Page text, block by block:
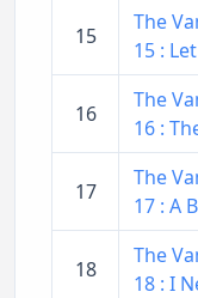
15
The
15 :
16
The
16 :
17
The
17 : A
18
The
18 : I